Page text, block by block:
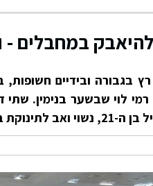
במחבלים -
ובידיים חשופות,
לוי שבשער בנימין. שתי
4 חודשים.